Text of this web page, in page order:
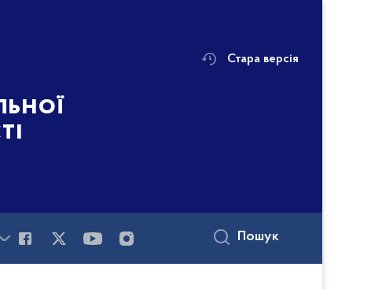
Стара версія
Пошук